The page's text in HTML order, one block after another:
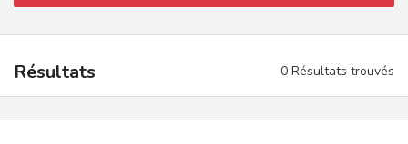
Résultats 0 Résultats trouvés